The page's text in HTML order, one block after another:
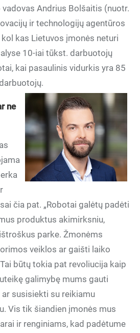
Andrius Bolšaitis (nuotr.
ir technologijų agentūros
kas Lietuvos įmonės neturi
10-iai tūkst. darbuotojų
kai pasaulinis vidurkis yra 85
ne
čia pat. „Robotai galėtų padėti
produktus akimirksniu,
parke. Žmonėms
veiklos ar gaišti laiko
būtų tokia pat revoliucija kaip
galimybę mums gauti
susisiekti su reikiamu
Vis tik šiandien įmonės mus
ir renginiams, kad padėtume